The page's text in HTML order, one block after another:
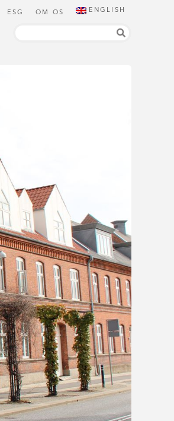
ESG OM OS ENGLISH